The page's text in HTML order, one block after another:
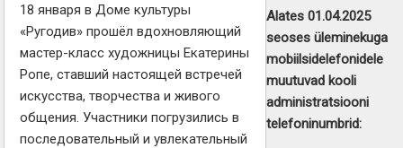
18 января в Доме культуры
«Ругодив» прошёл вдохновляющий
мастер-класс художницы Екатерины
Ропе, ставший настоящей встречей
искусства, творчества и живого
общения. Участники погрузились в
последовательный и увлекательный
Alates 01.04.2025
seoses üleminekuga
mobiilsidelefonidele
muutuvad kooli
administratsiooni
telefoninumbrid: